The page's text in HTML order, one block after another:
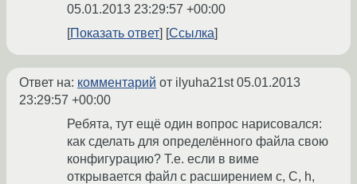
05.01.2013 23:29:57 +00:00
Показать ответ
Ссылка
Ответ на: комментарий от ilyuha21st05.01.2013
23:29:57 +00:00
Ребята, тут ещё один вопрос нарисовался:
как сделать для определённого файла свою
конфигурацию? Т.е. если в виме
открывается файл с расширением c, C, h,